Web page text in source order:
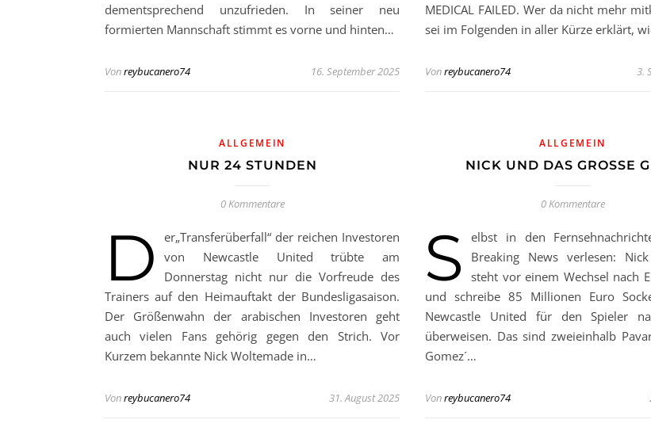
dementsprechend unzufrieden. In seiner neu
formierten Mannschaft stimmt es vorne und hinten…
Vonreybucanero74 16. September 2025
MEDICAL FAILED. Wer da nicht mehr
sei im Folgenden in aller Kürze erklärt,
Vonreybucanero74 3.
ALLGEMEIN
NUR 24 STUNDEN
0 Kommentare
D
er„Transferüberfall“ der reichen Investoren
von Newcastle United trübte am
Donnerstag nicht nur die Vorfreude des
Trainers auf den Heimauftakt der Bundesligasaison.
Der Größenwahn der arabischen Investoren geht
auch vielen Fans gehörig gegen den Strich. Vor
Kurzem bekannte Nick Woltemade in…
Vonreybucanero74 31. August 2025
ALLGEMEIN
NICK UND DAS GROSSE
0 Kommentare
S
elbst in den
Breaking News verlesen:
steht vor einem Wechsel nach
und schreibe 85 Millionen Euro
Newcastle United für den Spieler
überweisen. Das sind zweieinhalb
Gomez´…
Vonreybucanero74